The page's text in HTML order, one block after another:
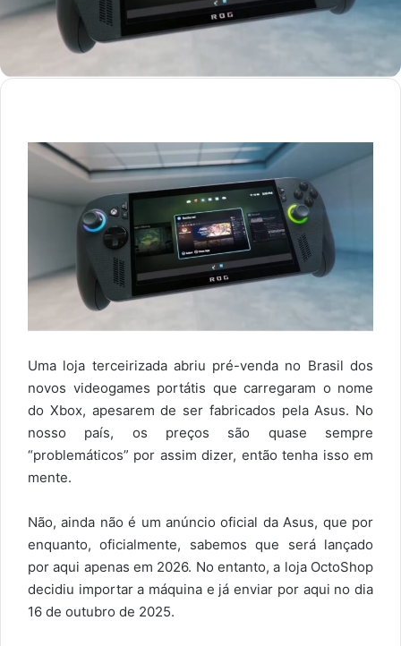
Uma loja terceirizada abriu pré-venda no Brasil dos
novos videogames portátis que carregaram o nome
do Xbox, apesarem de ser fabricados pela Asus. No
nosso país, os preços são quase sempre
“problemáticos” por assim dizer, então tenha isso em
mente.
Não, ainda não é um anúncio oficial da Asus, que por
enquanto, oficialmente, sabemos que será lançado
por aqui apenas em 2026. No entanto, a loja OctoShop
decidiu importar a máquina e já enviar por aqui no dia
16 de outubro de 2025.